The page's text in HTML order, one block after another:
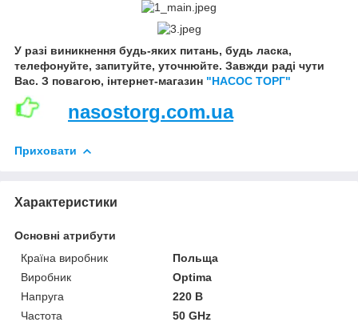
У разі виникнення будь-яких питань, будь ласка,
телефонуйте, запитуйте, уточнюйте. Завжди раді чути
Вас. З повагою, інтернет-магазин "НАСОС ТОРГ"
nasostorg.com.ua
Приховати
Характеристики
Основні атрибути
Країна виробник
Польща
Виробник
Optima
Напруга
220 В
Частота
50 GHz